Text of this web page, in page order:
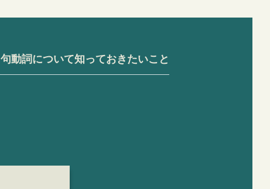
句動詞について知っておきたいこと